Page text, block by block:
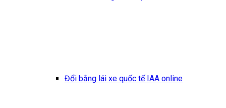
Đổi bằng lái xe quốc tế IAA online